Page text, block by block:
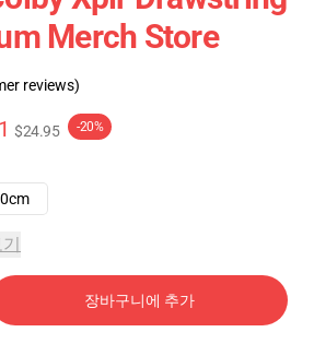
Merch Store
reviews)
$24.95 -20%
장바구니에 추가